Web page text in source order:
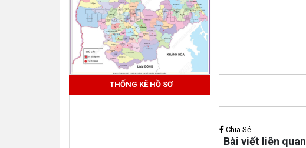
THỐNG KÊ HỒ SƠ
Chia Sẻ
Bài viết liên quan